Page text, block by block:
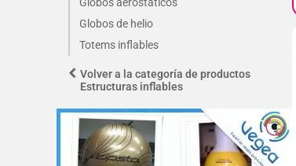
Globos de helio
Totems inflables
Volver a la categoría de productos
Estructuras inflables